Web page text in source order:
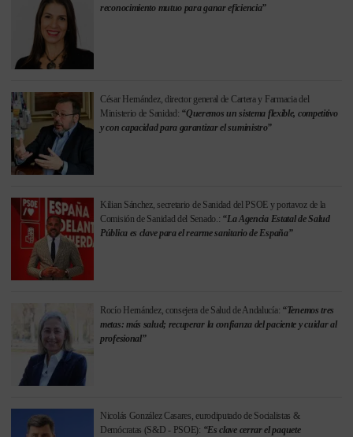
reconocimiento mutuo para ganar eficiencia”
César Hernández, director general de Cartera y Farmacia del
Ministerio de Sanidad: “Queremos un sistema flexible, competitivo
y con capacidad para garantizar el suministro”
Kilian Sánchez, secretario de Sanidad del PSOE y portavoz de la
Comisión de Sanidad del Senado.: “La Agencia Estatal de Salud
Pública es clave para el rearme sanitario de España”
Rocío Hernández, consejera de Salud de Andalucía: “Tenemos tres
metas: más salud; recuperar la confianza del paciente y cuidar al
profesional”
Nicolás González Casares, eurodiputado de Socialistas &
Demócratas (S&D - PSOE): “Es clave cerrar el paquete